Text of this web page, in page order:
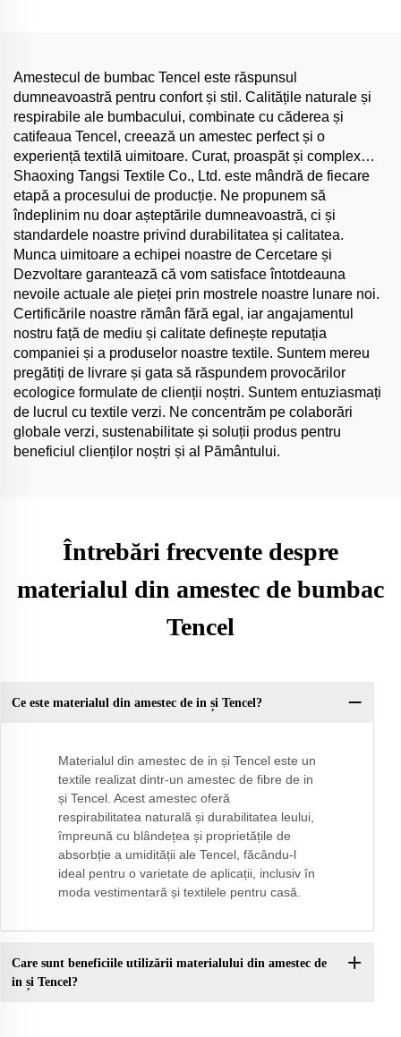
Amestecul de bumbac Tencel este răspunsul
dumneavoastră pentru confort și stil. Calitățile naturale și
respirabile ale bumbacului, combinate cu căderea și
catifeaua Tencel, creează un amestec perfect și o
experiență textilă uimitoare. Curat, proaspăt și complex…
Shaoxing Tangsi Textile Co., Ltd. este mândră de fiecare
etapă a procesului de producție. Ne propunem să
îndeplinim nu doar așteptările dumneavoastră, ci și
standardele noastre privind durabilitatea și calitatea.
Munca uimitoare a echipei noastre de Cercetare și
Dezvoltare garantează că vom satisface întotdeauna
nevoile actuale ale pieței prin mostrele noastre lunare noi.
Certificările noastre rămân fără egal, iar angajamentul
nostru față de mediu și calitate definește reputația
companiei și a produselor noastre textile. Suntem mereu
pregătiți de livrare și gata să răspundem provocărilor
ecologice formulate de clienții noștri. Suntem entuziasmați
de lucrul cu textile verzi. Ne concentrăm pe colaborări
globale verzi, sustenabilitate și soluții produs pentru
beneficiul clienților noștri și al Pământului.
Întrebări frecvente despre
materialul din amestec de bumbac
Tencel
Ce este materialul din amestec de in și Tencel?
Materialul din amestec de in și Tencel este un
textile realizat dintr-un amestec de fibre de in
și Tencel. Acest amestec oferă
respirabilitatea naturală și durabilitatea leului,
împreună cu blândețea și proprietățile de
absorbție a umidității ale Tencel, făcându-l
ideal pentru o varietate de aplicații, inclusiv în
moda vestimentară și textilele pentru casă.
Care sunt beneficiile utilizării materialului din amestec de
in și Tencel?